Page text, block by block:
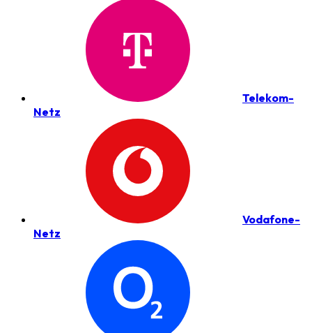
Telekom-
Netz
Vodafone-
Netz